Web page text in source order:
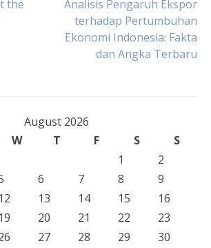
the
Analisis Pengaruh Ekspor
terhadap Pertumbuhan
Ekonomi Indonesia: Fakta
dan Angka Terbaru
August 2026
W T F S
S
1
2
6 7 8
9
12 13 14 15
16
19 20 21 22
23
27 28 29
30